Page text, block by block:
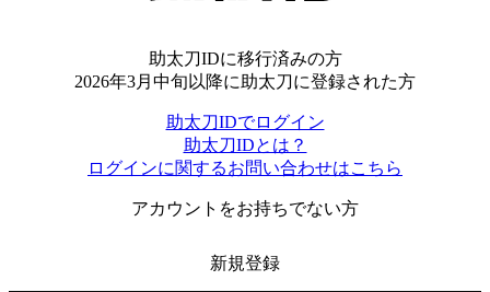
助太刀IDに移行済みの方
2026年3月中旬以降に助太刀に登録された方
助太刀IDでログイン
助太刀IDとは？
ログインに関するお問い合わせはこちら
アカウントをお持ちでない方
新規登録